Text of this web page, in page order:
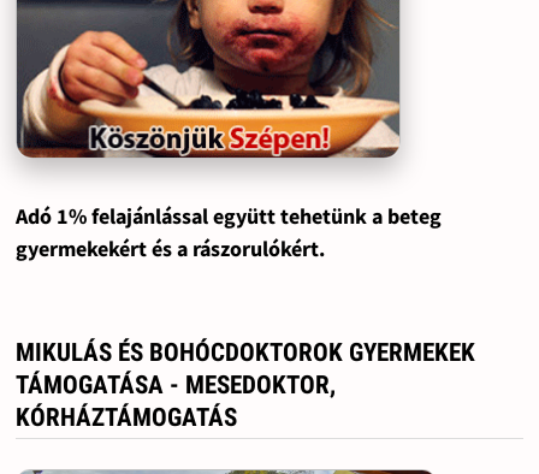
Adó 1% felajánlással együtt tehetünk a beteg
gyermekekért és a rászorulókért.
MIKULÁS ÉS BOHÓCDOKTOROK GYERMEKEK
TÁMOGATÁSA - MESEDOKTOR,
KÓRHÁZTÁMOGATÁS